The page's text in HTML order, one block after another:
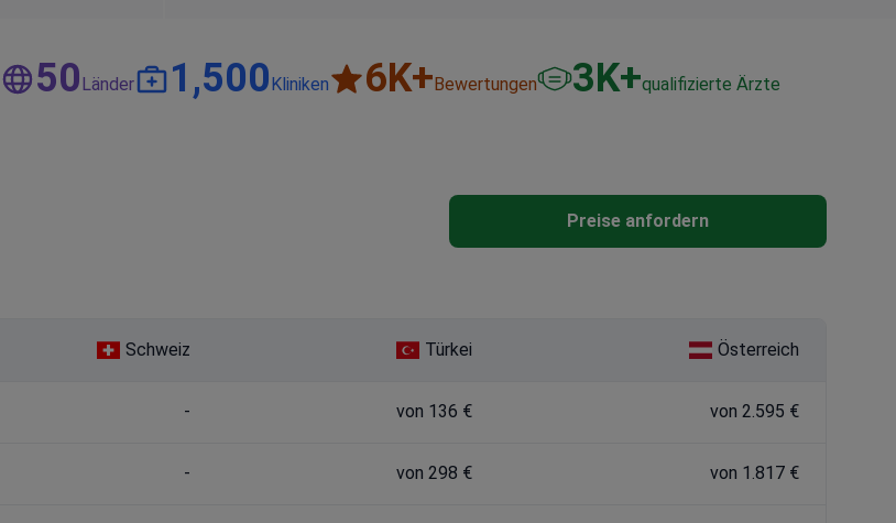
50Länder 1,500Kliniken 6K+Bewertungen 3K+qualifizierte Ärzte
Preise anfordern
Schweiz Türkei Österreich
- von 136 € von 2.595 €
- von 298 € von 1.817 €